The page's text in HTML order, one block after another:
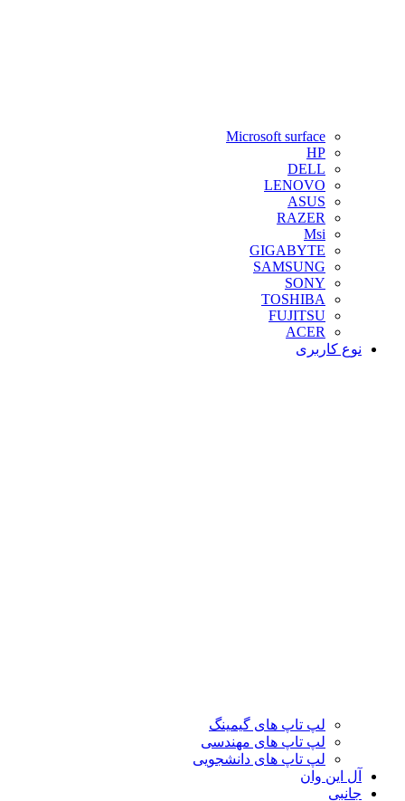
Microsoft surface
HP
DELL
LENOVO
ASUS
RAZER
Msi
GIGABYTE
SAMSUNG
SONY
TOSHIBA
FUJITSU
ACER
نوع کاربری
لپ تاپ های گیمینگ
لپ تاپ های مهندسی
لپ تاپ های دانشجویی
آل این وان
جانبی